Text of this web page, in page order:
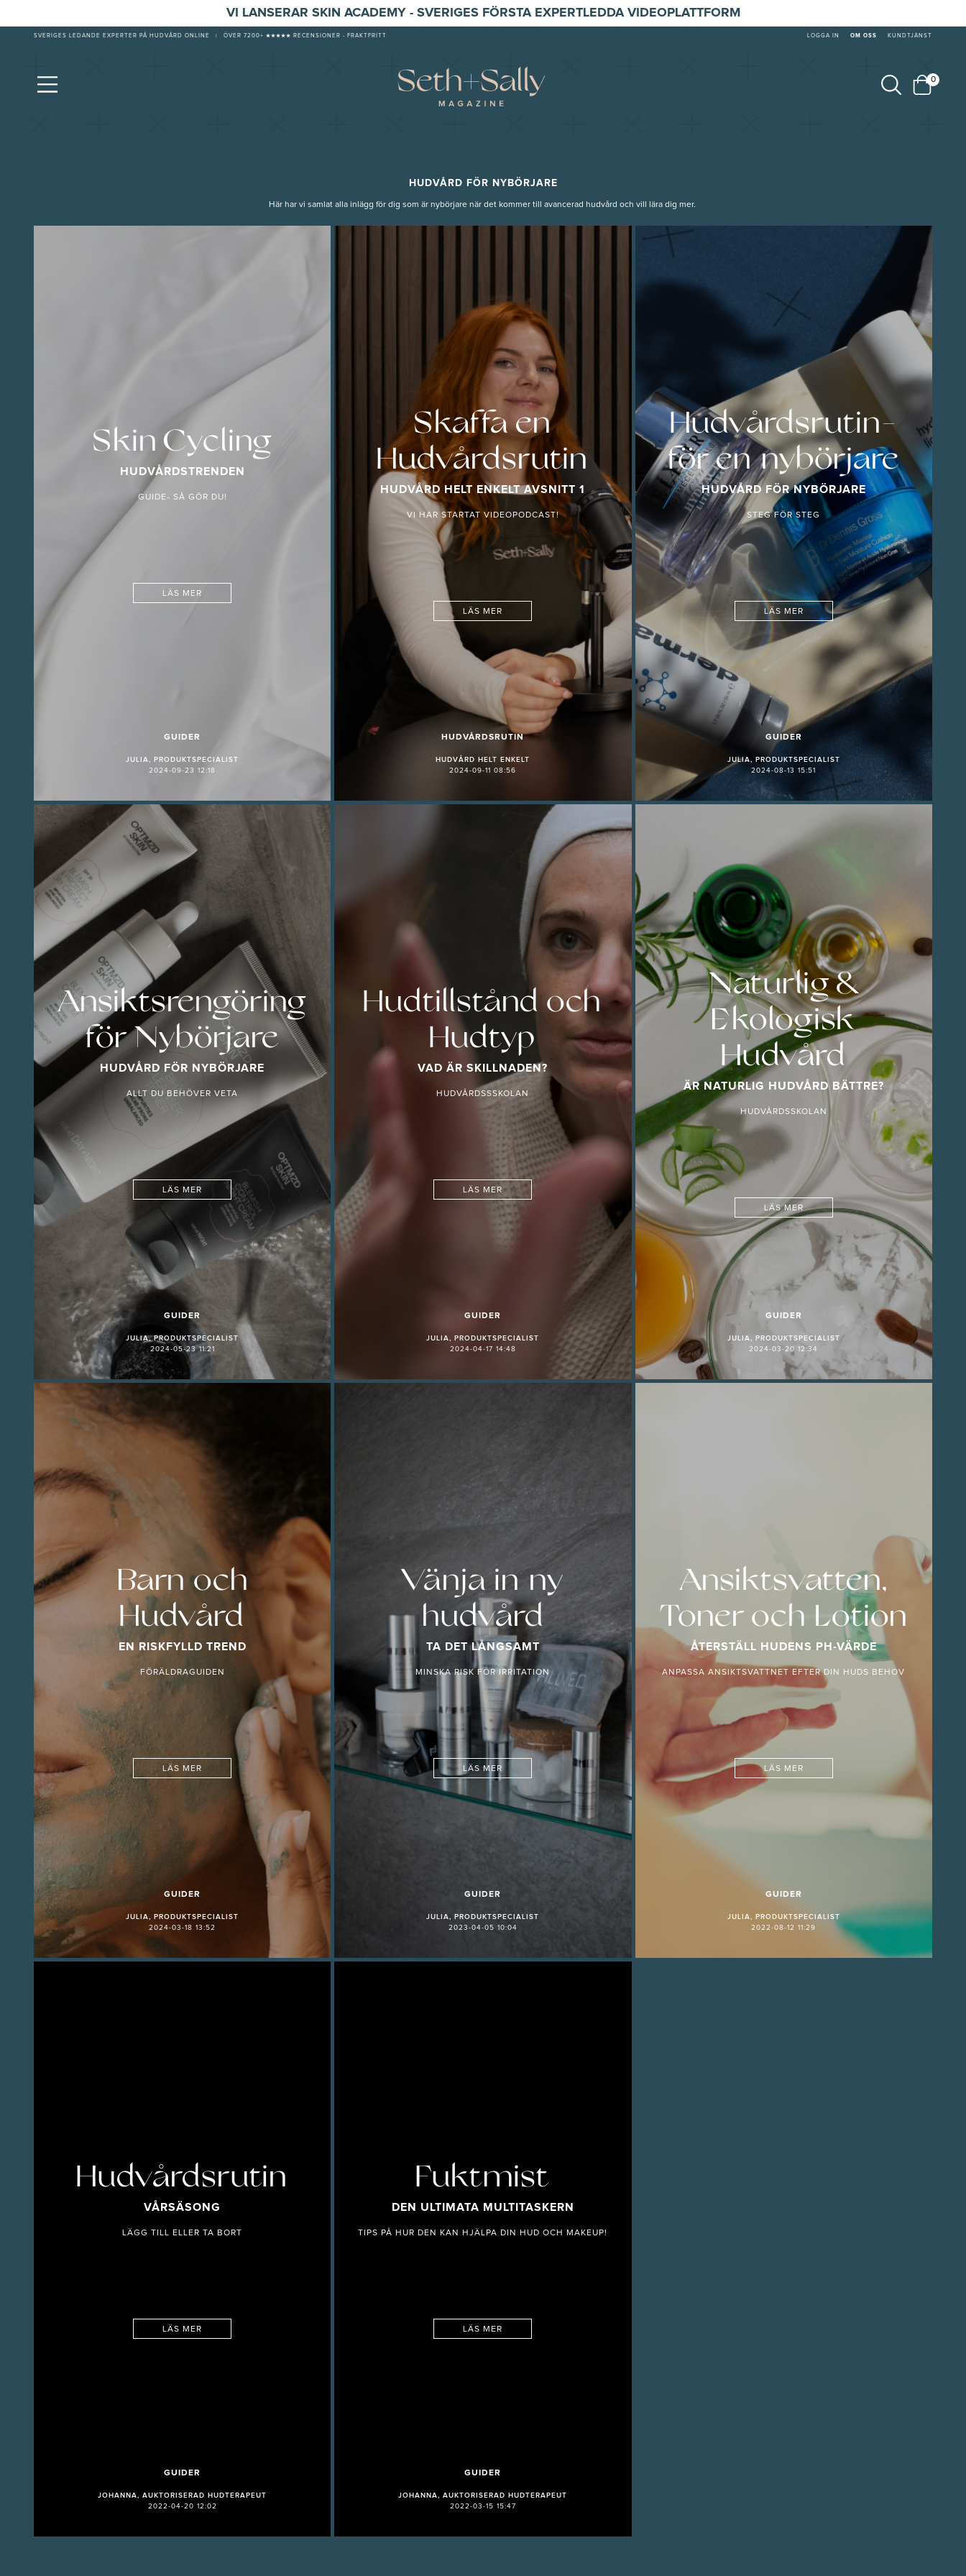
VI LANSERAR SKIN ACADEMY - SVERIGES FÖRSTA EXPERTLEDDA VIDEOPLATTFORM
SVERIGES LEDANDE EXPERTER PÅ HUDVÅRD ONLINE ÖVER 7200+ ★★★★★ RECENSIONER - FRAKTFRITT LOGGA IN OM OSS KUNDTJÄNST
0
HUDVÅRD FÖR NYBÖRJARE
Här har vi samlat alla inlägg för dig som är nybörjare när det kommer till avancerad hudvård och vill lära dig mer.
Skin Cycling
HUDVÅRDSTRENDEN
GUIDE- SÅ GÖR DU!
LÄS MER
GUIDER
JULIA, PRODUKTSPECIALIST
2024-09-23 12:18
Skaffa en
Hudvårdsrutin
HUDVÅRD HELT ENKELT AVSNITT 1
VI HAR STARTAT VIDEOPODCAST!
LÄS MER
HUDVÅRDSRUTIN
HUDVÅRD HELT ENKELT
2024-09-11 08:56
Hudvårdsrutin-
för en nybörjare
HUDVÅRD FÖR NYBÖRJARE
STEG FÖR STEG
LÄS MER
GUIDER
JULIA, PRODUKTSPECIALIST
2024-08-13 15:51
Ansiktsrengöring
för Nybörjare
HUDVÅRD FÖR NYBÖRJARE
ALLT DU BEHÖVER VETA
LÄS MER
GUIDER
JULIA, PRODUKTSPECIALIST
2024-05-23 11:21
Hudtillstånd och
Hudtyp
VAD ÄR SKILLNADEN?
HUDVÅRDSSSKOLAN
LÄS MER
GUIDER
JULIA, PRODUKTSPECIALIST
2024-04-17 14:48
Naturlig &
Ekologisk
Hudvård
ÄR NATURLIG HUDVÅRD BÄTTRE?
HUDVÅRDSSKOLAN
LÄS MER
GUIDER
JULIA, PRODUKTSPECIALIST
2024-03-20 12:34
Barn och
Hudvård
EN RISKFYLLD TREND
FÖRÄLDRAGUIDEN
LÄS MER
GUIDER
JULIA, PRODUKTSPECIALIST
2024-03-18 13:52
Vänja in ny
hudvård
TA DET LÅNGSAMT
MINSKA RISK FÖR IRRITATION
LÄS MER
GUIDER
JULIA, PRODUKTSPECIALIST
2023-04-05 10:04
Ansiktsvatten,
Toner och Lotion
ÅTERSTÄLL HUDENS PH-VÄRDE
ANPASSA ANSIKTSVATTNET EFTER DIN HUDS BEHOV
LÄS MER
GUIDER
JULIA, PRODUKTSPECIALIST
2022-08-12 11:29
Hudvårdsrutin
VÅRSÄSONG
LÄGG TILL ELLER TA BORT
LÄS MER
GUIDER
JOHANNA, AUKTORISERAD HUDTERAPEUT
2022-04-20 12:02
Fuktmist
DEN ULTIMATA MULTITASKERN
TIPS PÅ HUR DEN KAN HJÄLPA DIN HUD OCH MAKEUP!
LÄS MER
GUIDER
JOHANNA, AUKTORISERAD HUDTERAPEUT
2022-03-15 15:47